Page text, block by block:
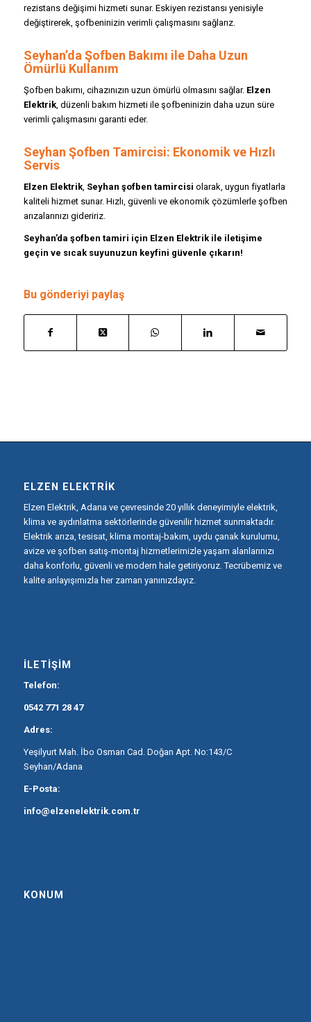
rezistans değişimi hizmeti sunar. Eskiyen rezistansı yenisiyle
değiştirerek, şofbeninizin verimli çalışmasını sağlarız.
Seyhan’da Şofben Bakımı ile Daha Uzun
Ömürlü Kullanım
Şofben bakımı, cihazınızın uzun ömürlü olmasını sağlar. Elzen
Elektrik, düzenli bakım hizmeti ile şofbeninizin daha uzun süre
verimli çalışmasını garanti eder.
Seyhan Şofben Tamircisi: Ekonomik ve Hızlı
Servis
Elzen Elektrik, Seyhan şofben tamircisi olarak, uygun fiyatlarla
kaliteli hizmet sunar. Hızlı, güvenli ve ekonomik çözümlerle şofben
arızalarınızı gideririz.
Seyhan’da şofben tamiri için Elzen Elektrik ile iletişime
geçin ve sıcak suyunuzun keyfini güvenle çıkarın!
Bu gönderiyi paylaş
ELZEN ELEKTRIK
Elzen Elektrik, Adana ve çevresinde 20 yıllık deneyimiyle elektrik,
klima ve aydınlatma sektörlerinde güvenilir hizmet sunmaktadır.
Elektrik arıza, tesisat, klima montaj-bakım, uydu çanak kurulumu,
avize ve şofben satış-montaj hizmetlerimizle yaşam alanlarınızı
daha konforlu, güvenli ve modern hale getiriyoruz. Tecrübemiz ve
kalite anlayışımızla her zaman yanınızdayız.
İLETIŞIM
Telefon:
0542 771 28 47
Adres:
Yeşilyurt Mah. İbo Osman Cad. Doğan Apt. No:143/C
Seyhan/Adana
E-Posta:
info@elzenelektrik.com.tr
KONUM